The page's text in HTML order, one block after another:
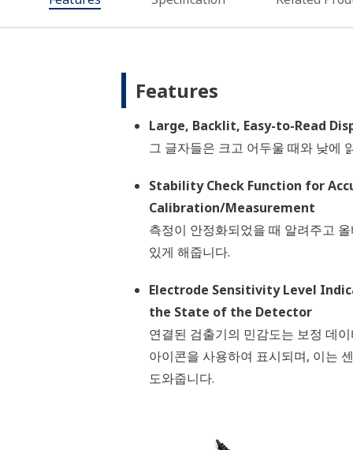
Features
Large, Backlit, Easy-to-Read
그 글자들은 크고 어두울 때와 낮에
Stability Check Function for
Calibration/Measurement
측정이 안정화되었을 때 알려주고
있게 해줍니다.
Electrode Sensitivity Level
the State of the Detector
연결된 검출기의 민감도는 보정 데
아이콘을 사용하여 표시되며, 이는
도와줍니다.